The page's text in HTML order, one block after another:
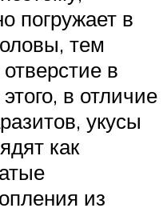
погружает в
тем
в
в отличие
укусы
как
из